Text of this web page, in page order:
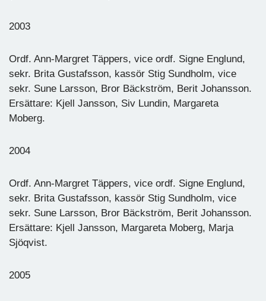
2003
Ordf. Ann-Margret Täppers, vice ordf. Signe Englund,
sekr. Brita Gustafsson, kassör Stig Sundholm, vice
sekr. Sune Larsson, Bror Bäckström, Berit Johansson.
Ersättare: Kjell Jansson, Siv Lundin, Margareta
Moberg.
2004
Ordf. Ann-Margret Täppers, vice ordf. Signe Englund,
sekr. Brita Gustafsson, kassör Stig Sundholm, vice
sekr. Sune Larsson, Bror Bäckström, Berit Johansson.
Ersättare: Kjell Jansson, Margareta Moberg, Marja
Sjöqvist.
2005